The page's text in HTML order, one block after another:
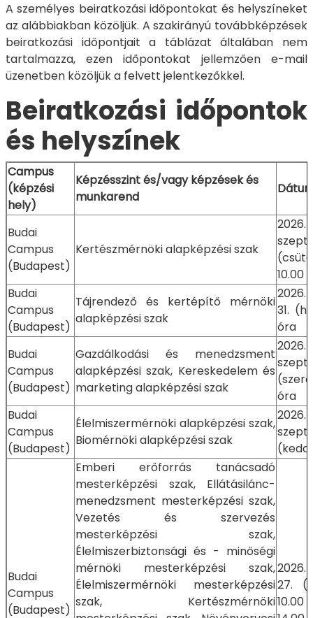
A személyes beiratkozási időpontokat és helyszíneket
az alábbiakban közöljük. A szakirányú továbbképzések
beiratkozási időpontjait a táblázat általában nem
tartalmazza, ezen időpontokat jellemzően e-mail
üzenetben közöljük a felvett jelentkezőkkel.
Beiratkozási időpontok
és helyszínek
Campus
(képzési
hely)
Képzésszint és/vagy képzések és
munkarend
Budai
Campus
(Budapest)
Kertészmérnöki alapképzési szak
2026.
10.00
Budai
Campus
(Budapest)
Tájrendező és kertépítő mérnöki
alapképzési szak
2026.
31.
óra
Budai
Campus
(Budapest)
Gazdálkodási és menedzsment
alapképzési szak, Kereskedelem és
marketing alapképzési szak
2026.
óra
Budai
Campus
(Budapest)
Élelmiszermérnöki alapképzési szak,
Biomérnöki alapképzési szak
2026.
Budai
Campus
(Budapest)
Emberi erőforrás tanácsadó
mesterképzési szak, Ellátásilánc-
menedzsment mesterképzési szak,
Vezetés és szervezés
mesterképzési szak,
Élelmiszerbiztonsági és - minőségi
mérnöki mesterképzési szak,
Élelmiszermérnöki mesterképzési
szak, Kertészmérnöki
2026.
27.